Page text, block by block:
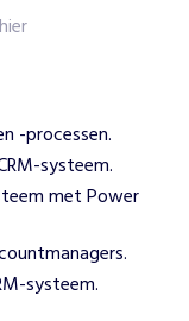
-processen.
systeem.
met Power
systeem.